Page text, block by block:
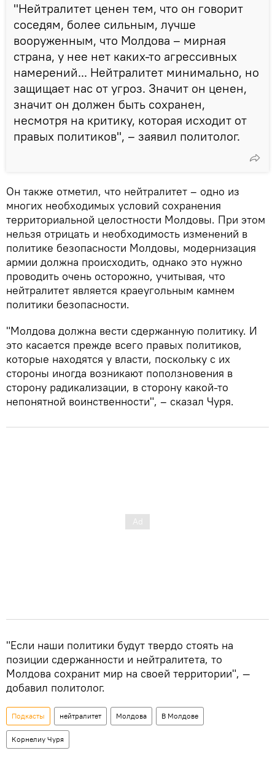
"Нейтралитет ценен тем, что он говорит
соседям, более сильным, лучше
вооруженным, что Молдова – мирная
страна, у нее нет каких-то агрессивных
намерений... Нейтралитет минимально, но
защищает нас от угроз. Значит он ценен,
значит он должен быть сохранен,
несмотря на критику, которая исходит от
правых политиков", – заявил политолог.
Он также отметил, что нейтралитет – одно из
многих необходимых условий сохранения
территориальной целостности Молдовы. При этом
нельзя отрицать и необходимость изменений в
политике безопасности Молдовы, модернизация
армии должна происходить, однако это нужно
проводить очень осторожно, учитывая, что
нейтралитет является краеугольным камнем
политики безопасности.
"Молдова должна вести сдержанную политику. И
это касается прежде всего правых политиков,
которые находятся у власти, поскольку с их
стороны иногда возникают поползновения в
сторону радикализации, в сторону какой-то
непонятной воинственности", – сказал Чуря.
"Если наши политики будут твердо стоять на
позиции сдержанности и нейтралитета, то
Молдова сохранит мир на своей территории", —
добавил политолог.
Подкасты нейтралитет Молдова В Молдове
Корнелиу Чуря